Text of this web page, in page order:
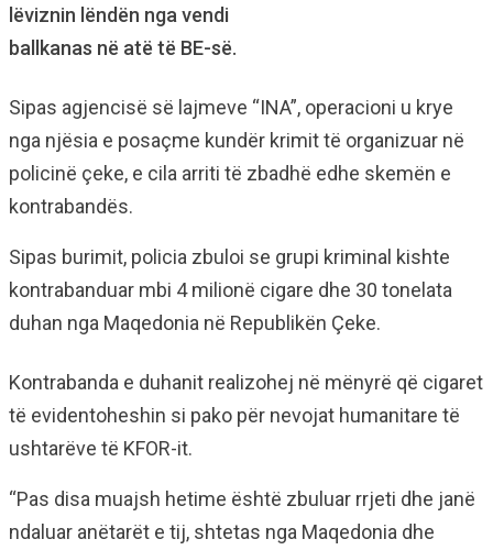
lëviznin lëndën nga vendi
ballkanas në atë të BE-së.
Sipas agjencisë së lajmeve “INA”, operacioni u krye
nga njësia e posaçme kundër krimit të organizuar në
policinë çeke, e cila arriti të zbadhë edhe skemën e
kontrabandës.
Sipas burimit, policia zbuloi se grupi kriminal kishte
kontrabanduar mbi 4 milionë cigare dhe 30 tonelata
duhan nga Maqedonia në Republikën Çeke.
Kontrabanda e duhanit realizohej në mënyrë që cigaret
të evidentoheshin si pako për nevojat humanitare të
ushtarëve të KFOR-it.
“Pas disa muajsh hetime është zbuluar rrjeti dhe janë
ndaluar anëtarët e tij, shtetas nga Maqedonia dhe